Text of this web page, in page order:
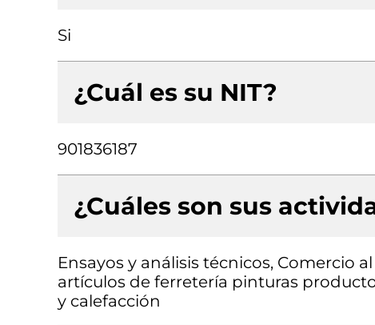
Si
¿Cuál es su NIT?
901836187
¿Cuáles son sus
Ensayos y análisis técnicos, Comercio
artículos de ferretería pinturas
y calefacción